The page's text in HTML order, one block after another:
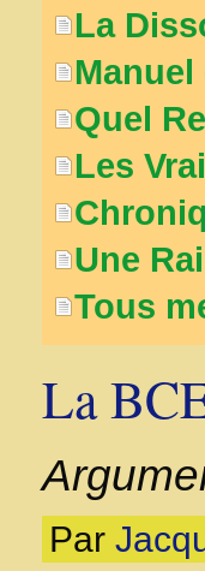
La
Quel
Les
Une
Tous
La
Par